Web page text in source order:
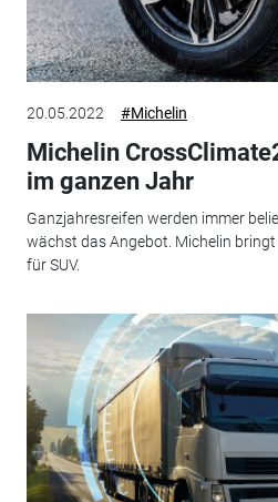
20.05.2022 #Michelin
Michelin
im ganzen Jahr
Ganzjahresreifen werden immer
wächst das Angebot. Michelin
für SUV.